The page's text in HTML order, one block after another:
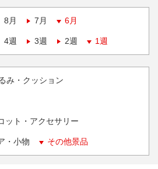
8月 7月 6月
4週 3週 2週 1週
み・クッション
ット・アクセサリー
・小物 その他景品